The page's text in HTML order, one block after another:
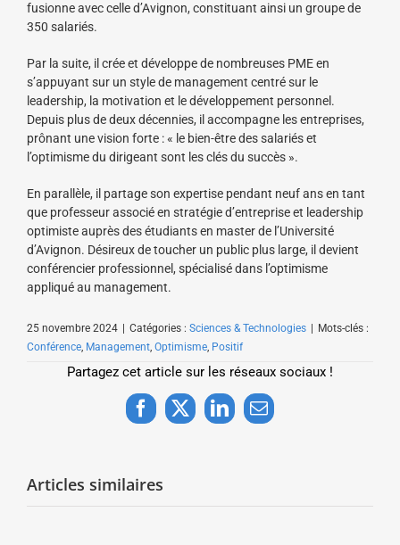
fusionne avec celle d’Avignon, constituant ainsi un groupe de
350 salariés.
Par la suite, il crée et développe de nombreuses PME en
s’appuyant sur un style de management centré sur le
leadership, la motivation et le développement personnel.
Depuis plus de deux décennies, il accompagne les entreprises,
prônant une vision forte : « le bien-être des salariés et
l’optimisme du dirigeant sont les clés du succès ».
En parallèle, il partage son expertise pendant neuf ans en tant
que professeur associé en stratégie d’entreprise et leadership
optimiste auprès des étudiants en master de l’Université
d’Avignon. Désireux de toucher un public plus large, il devient
conférencier professionnel, spécialisé dans l’optimisme
appliqué au management.
25 novembre 2024 Catégories : Sciences & Technologies
Mots-clés :
Conférence, Management, Optimisme, Positif
Partagez cet article sur les réseaux sociaux !
Facebook
X LinkedInEmail
Articles similaires